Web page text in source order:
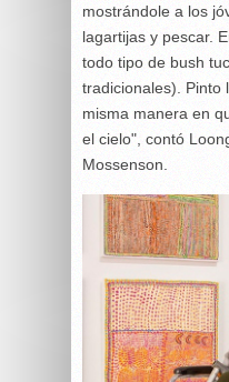
mostrándole a los
lagartijas y pescar.
todo tipo de bush
tradicionales). Pinto
misma manera en
el cielo", contó
Mossenson.